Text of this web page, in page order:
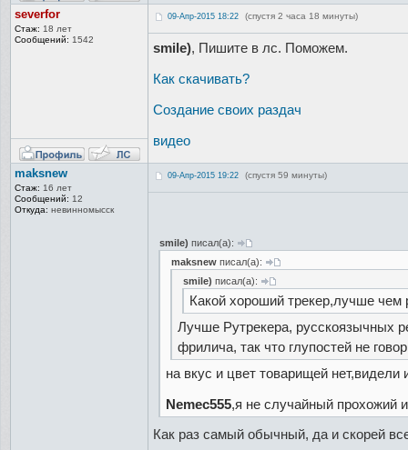
severfor
Стаж: 18 лет
Сообщений: 1542
09-Апр-2015 18:22 (спустя 2 часа 18 минуты)
smile), Пишите в лс. Поможем.
Как скачивать?
Создание своих раздач
видео
maksnew
Стаж: 16 лет
Сообщений: 12
Откуда: невинномысск
09-Апр-2015 19:22 (спустя 59 минуты)
smile) писал(а):
maksnew писал(а):
smile) писал(а):
Какой хороший трекер,лучше чем
Лучше Рутрекера, русскоязычных
фрилича, так что глупостей не
на вкус и цвет товарищей нет,видели
Nemec555,я не случайный прохожий
Как раз самый обычный, да и скорей